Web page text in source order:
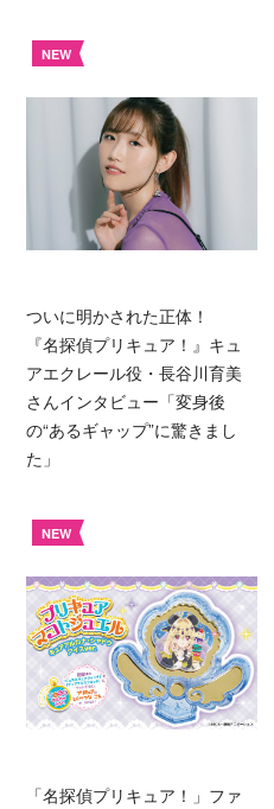
NEW
ついに明かされた正体！
『名探偵プリキュア！』キュ
アエクレール役・長谷川育美
さんインタビュー「変身後
の“あるギャップ”に驚きまし
た」
NEW
「名探偵プリキュア！」ファ